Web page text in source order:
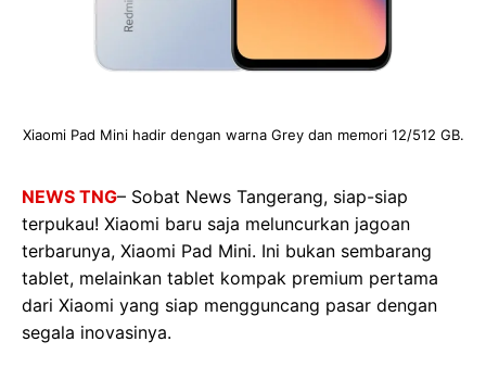
Xiaomi Pad Mini hadir dengan warna Grey dan memori 12/512 GB.
NEWS TNG– Sobat News Tangerang, siap-siap
terpukau! Xiaomi baru saja meluncurkan jagoan
terbarunya, Xiaomi Pad Mini. Ini bukan sembarang
tablet, melainkan tablet kompak premium pertama
dari Xiaomi yang siap mengguncang pasar dengan
segala inovasinya.